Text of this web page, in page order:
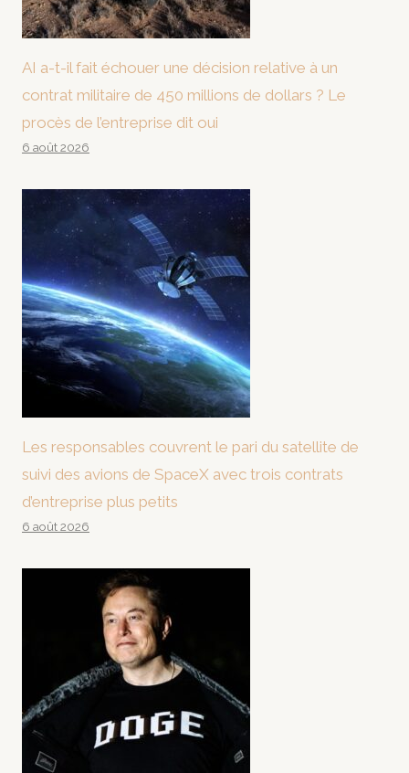
AI a-t-il fait échouer une décision relative à un
contrat militaire de 450 millions de dollars ? Le
procès de l’entreprise dit oui
6 août 2026
Les responsables couvrent le pari du satellite de
suivi des avions de SpaceX avec trois contrats
d’entreprise plus petits
6 août 2026